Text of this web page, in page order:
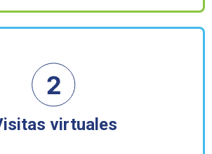
virtuales